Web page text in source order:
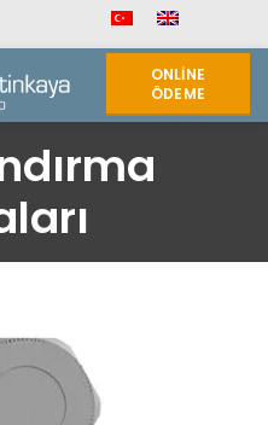
ONLINE
ÖDEME